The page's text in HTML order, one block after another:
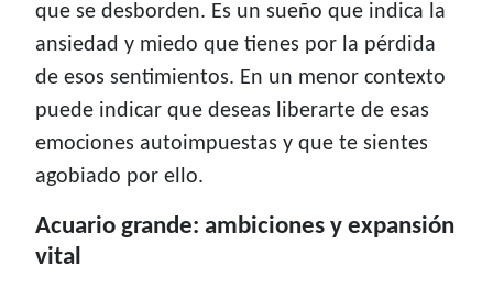
que se desborden. Es un sueño que indica la
ansiedad y miedo que tienes por la pérdida
de esos sentimientos. En un menor contexto
puede indicar que deseas liberarte de esas
emociones autoimpuestas y que te sientes
agobiado por ello.
Acuario grande: ambiciones y expansión
vital